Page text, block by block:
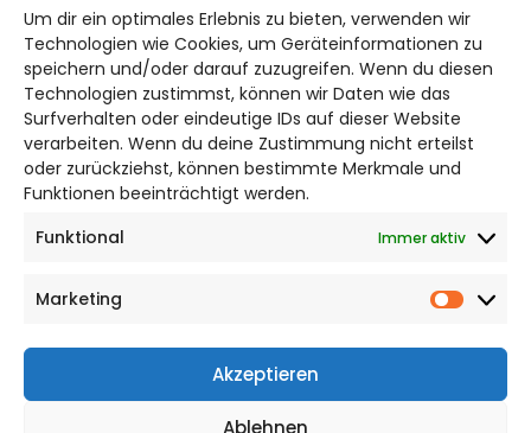
Um dir ein optimales Erlebnis zu bieten, verwenden wir
Technologien wie Cookies, um Geräteinformationen zu
speichern und/oder darauf zuzugreifen. Wenn du diesen
Technologien zustimmst, können wir Daten wie das
Surfverhalten oder eindeutige IDs auf dieser Website
verarbeiten. Wenn du deine Zustimmung nicht erteilst
oder zurückziehst, können bestimmte Merkmale und
Funktionen beeinträchtigt werden.
Funktional
Immer aktiv
Marketing
Akzeptieren
Ablehnen
hildesheim@citylifemedien.de
Bruchtorwall 12
38100 Braunschweig
Telefon: 0531 387220 – 65
DAS STADTMAGAZIN FÜR HILDESHEIM
Impressum
Cookie Richtlinie
CITYLIFE! BEI FACEBOOK